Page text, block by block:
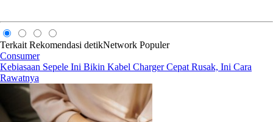
Terkait Rekomendasi detikNetwork Populer
Consumer
Kebiasaan Sepele Ini Bikin Kabel Charger Cepat Rusak, Ini Cara
Rawatnya